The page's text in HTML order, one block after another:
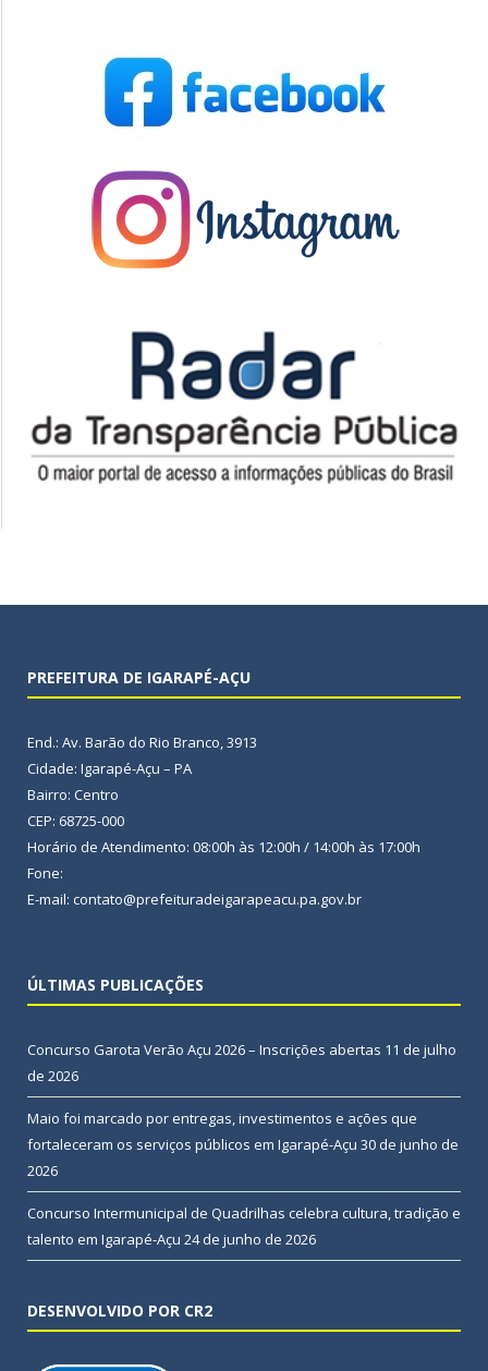
PREFEITURA DE IGARAPÉ-AÇU
End.: Av. Barão do Rio Branco, 3913
Cidade: Igarapé-Açu – PA
Bairro: Centro
CEP: 68725-000
Horário de Atendimento: 08:00h às 12:00h / 14:00h às 17:00h
Fone:
E-mail: contato@prefeituradeigarapeacu.pa.gov.br
ÚLTIMAS PUBLICAÇÕES
Concurso Garota Verão Açu 2026 – Inscrições abertas 11 de julho
de 2026
Maio foi marcado por entregas, investimentos e ações que
fortaleceram os serviços públicos em Igarapé-Açu 30 de junho de
2026
Concurso Intermunicipal de Quadrilhas celebra cultura, tradição e
talento em Igarapé-Açu 24 de junho de 2026
DESENVOLVIDO POR CR2